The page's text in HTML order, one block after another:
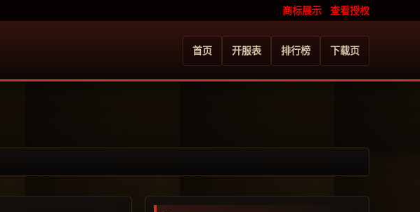
商标展示 查看授权
首页 开服表 排行榜 下载页